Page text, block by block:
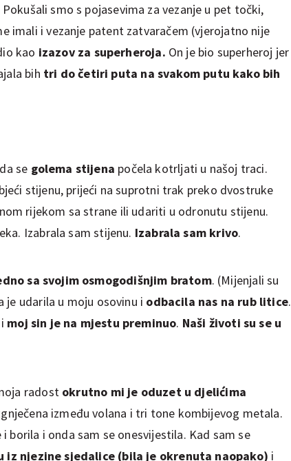
Pokušali smo s pojasevima za vezanje u pet točki,
imali i vezanje patent zatvaračem (vjerojatno nije
kao izazov za superheroja. On je bio superheroj jer
bih tri do četiri puta na svakom putu kako bih
se golema stijena počela kotrljati u našoj traci.
stijenu, prijeći na suprotni trak preko dvostruke
rijekom sa strane ili udariti u odronutu stijenu.
Izabrala sam stijenu. Izabrala sam krivo.
sa svojim osmogodišnjim bratom. (Mijenjali su
je udarila u moju osovinu i odbacila nas na rub litice.
moj sin je na mjestu preminuo. Naši životi su se u
radost okrutno mi je oduzet u djelićima
između volana i tri tone kombijevog metala.
borila i onda sam se onesvijestila. Kad sam se
iz njezine sjedalice (bila je okrenuta naopako) i